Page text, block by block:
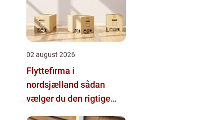
02 august 2026
Flyttefirma i
nordsjælland sådan
vælger du den rigtige